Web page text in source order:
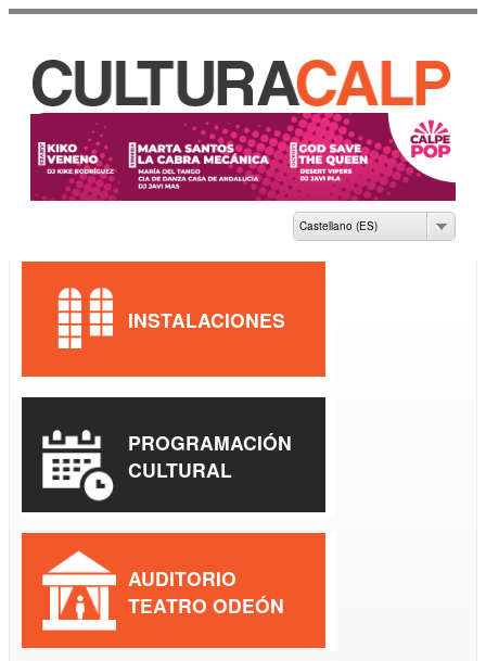
Pasar al
CASA DE CULTURA
JAUME PASTOR I
Castellano (ES)
INSTALACIONES
PROGRAMACIÓN
CULTURAL
AUDITORIO
TEATRO ODEÓN